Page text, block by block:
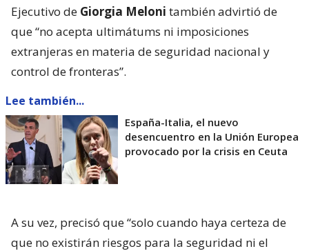
Ejecutivo de Giorgia Meloni también advirtió de
que “no acepta ultimátums ni imposiciones
extranjeras en materia de seguridad nacional y
control de fronteras”.
Lee también...
España-Italia, el nuevo
desencuentro en la Unión Europea
provocado por la crisis en Ceuta
A su vez, precisó que “solo cuando haya certeza de
que no existirán riesgos para la seguridad ni el